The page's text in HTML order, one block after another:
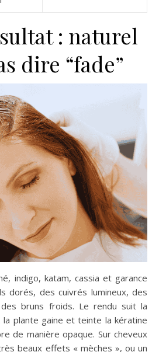
: naturel
dire “fade”
indigo, katam, cassia et garance
dorés, des cuivrés lumineux, des
bruns froids. Le rendu suit la
plante gaine et teinte la kératine
de manière opaque. Sur cheveux
beaux effets « mèches », ou un